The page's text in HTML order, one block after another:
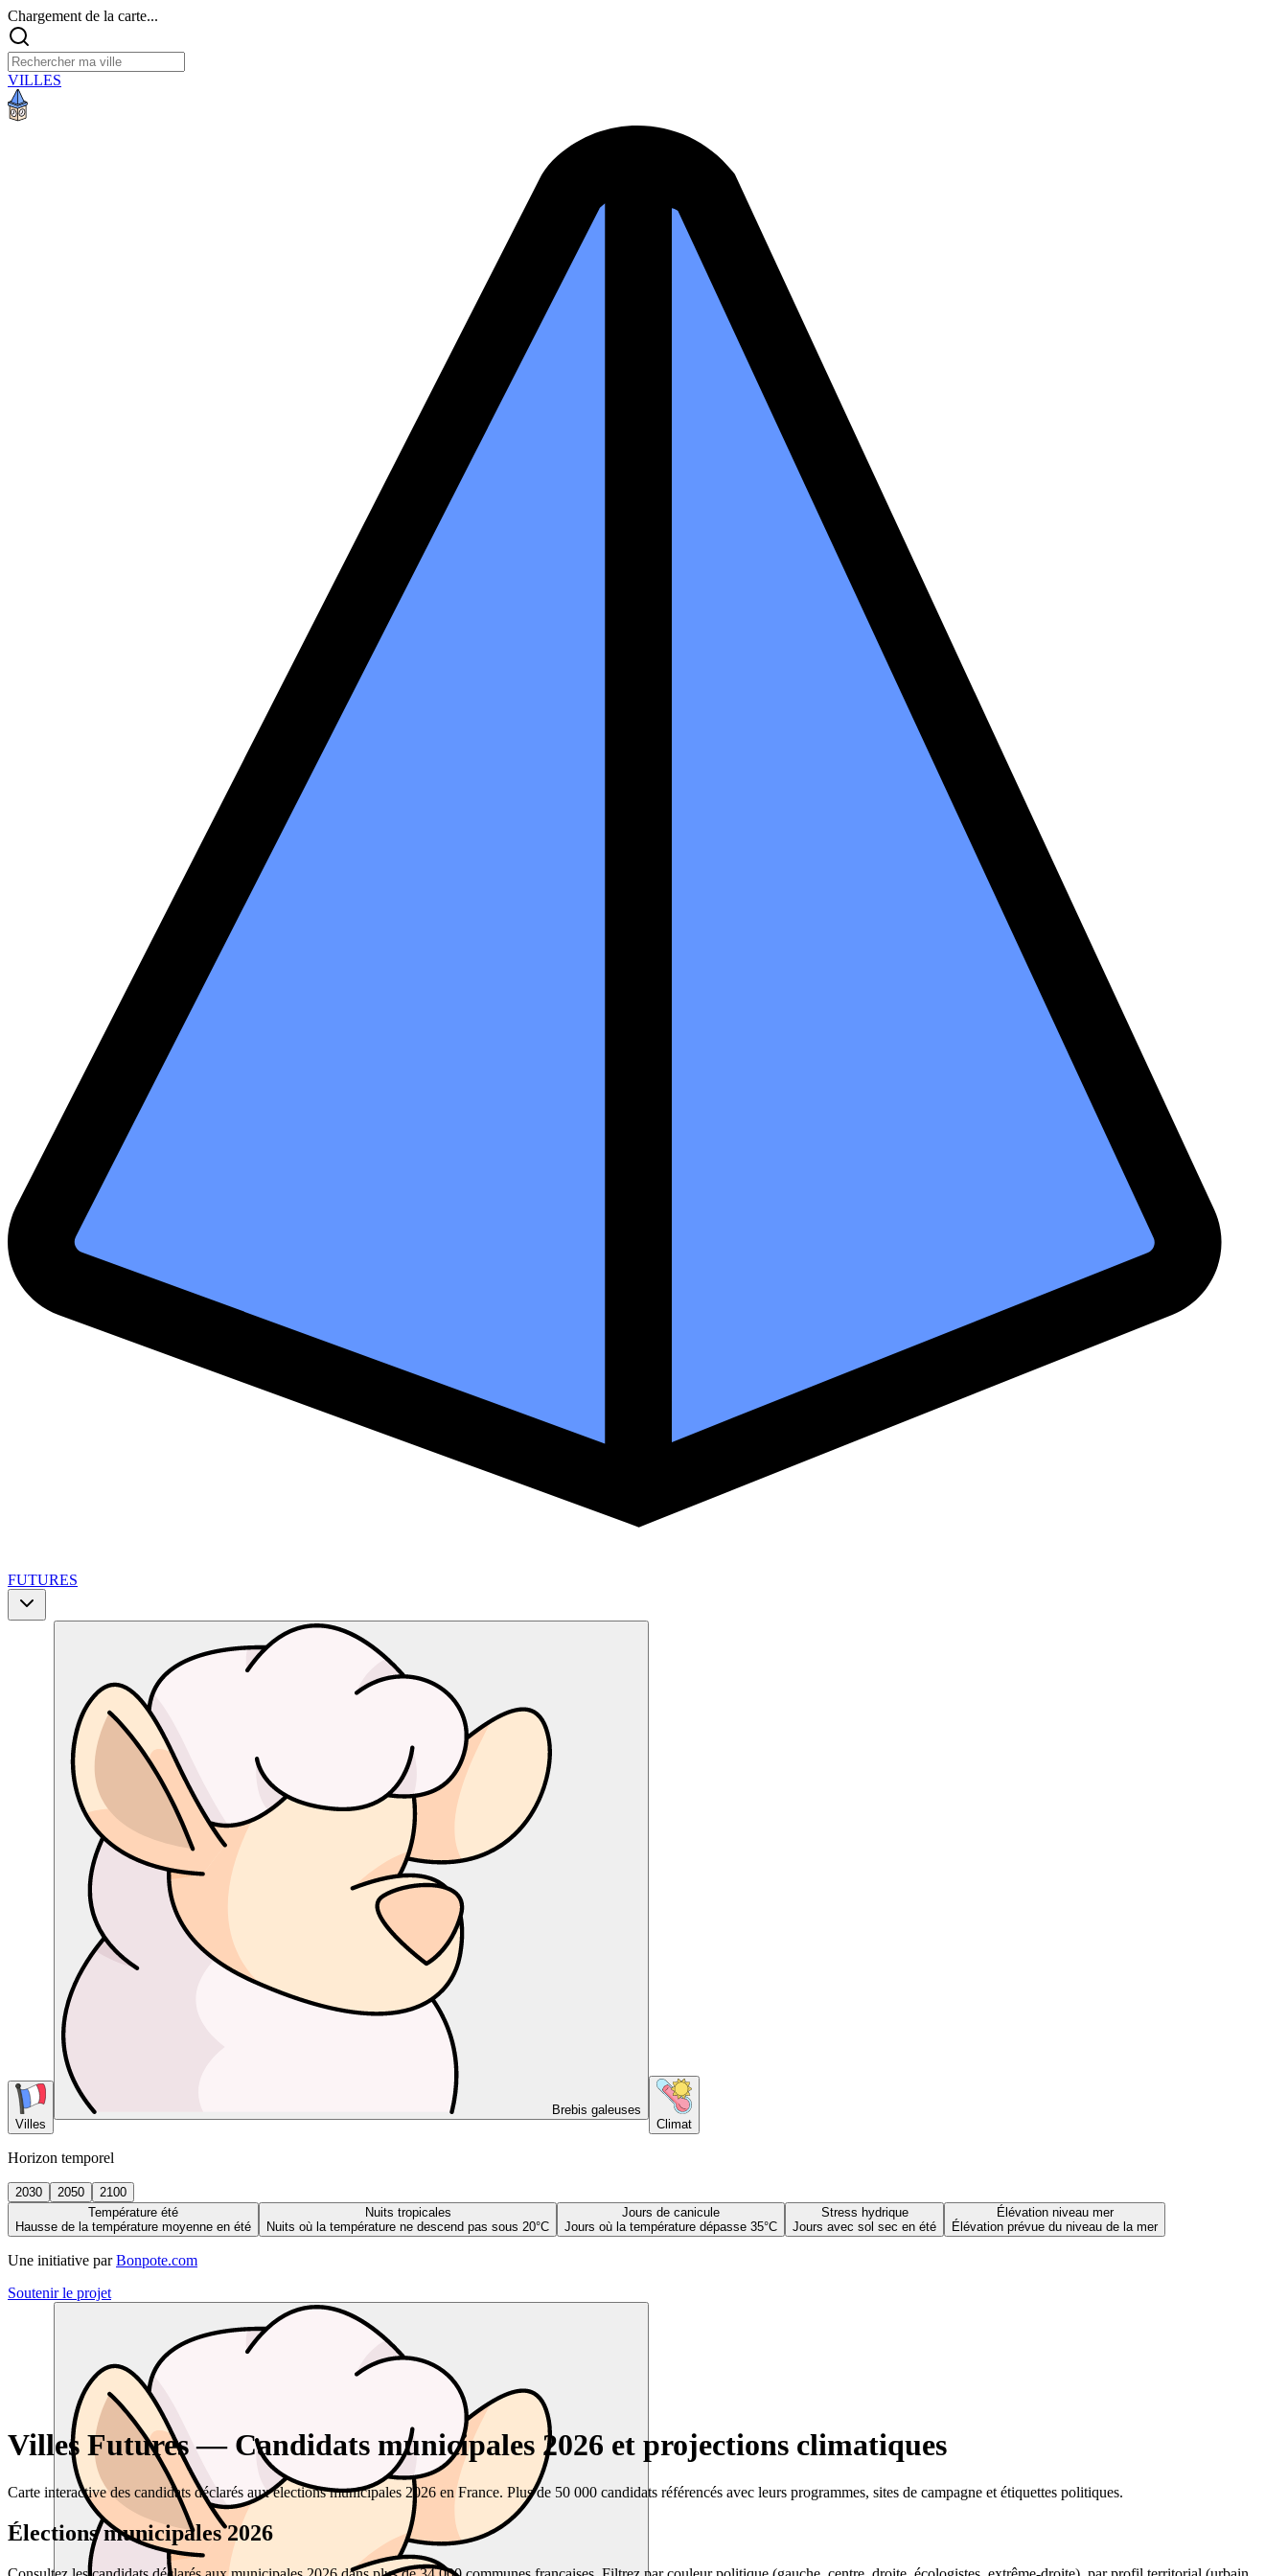
Chargement de la carte...
VILLES
FUTURES
Villes
Brebis galeuses
Climat
Horizon temporel
2030 2050
2100
Température été
Hausse de la température moyenne en été
Nuits tropicales
Nuits où la température ne descend pas sous 20°C
Jours de canicule
Jours où la température dépasse 35°C
Stress hydrique
Jours avec sol sec en été
Élévation niveau mer
Élévation prévue du niveau de la mer
Une initiative par Bonpote.com
Soutenir le projet
Villes Futures — Candidats municipales 2026 et projections climatiques
Carte interactive des candidats déclarés aux élections municipales 2026 en France. Plus de 50 000 candidats référencés avec leurs programmes, sites de campagne et étiquettes politiques.
Élections municipales 2026